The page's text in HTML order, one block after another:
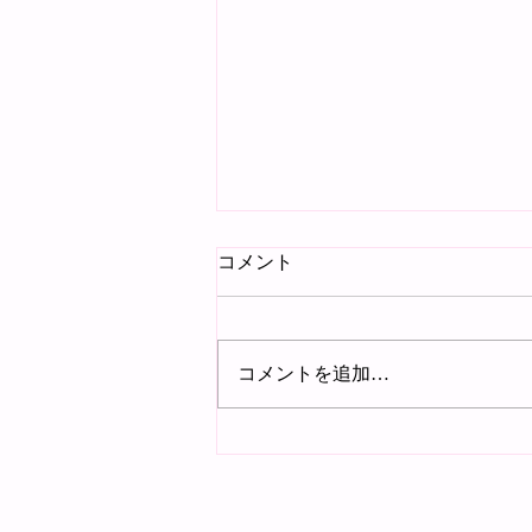
追悼
コメント
コメントを追加…